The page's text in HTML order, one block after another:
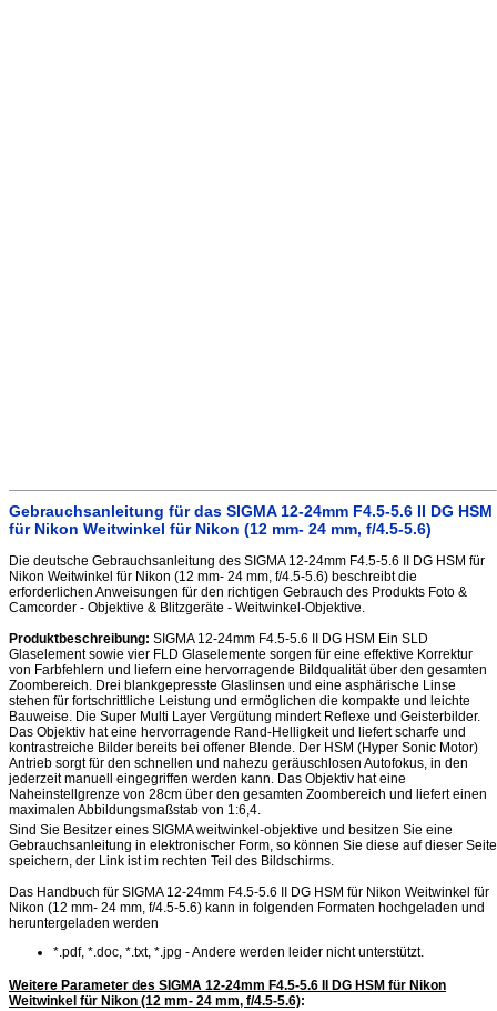
Gebrauchsanleitung für das SIGMA 12-24mm F4.5-5.6 II DG HSM
für Nikon Weitwinkel für Nikon (12 mm- 24 mm, f/4.5-5.6)
Die deutsche Gebrauchsanleitung des SIGMA 12-24mm F4.5-5.6 II DG HSM für
Nikon Weitwinkel für Nikon (12 mm- 24 mm, f/4.5-5.6) beschreibt die
erforderlichen Anweisungen für den richtigen Gebrauch des Produkts Foto &
Camcorder - Objektive & Blitzgeräte - Weitwinkel-Objektive.
Produktbeschreibung: SIGMA 12-24mm F4.5-5.6 II DG HSM Ein SLD
Glaselement sowie vier FLD Glaselemente sorgen für eine effektive Korrektur
von Farbfehlern und liefern eine hervorragende Bildqualität über den gesamten
Zoombereich. Drei blankgepresste Glaslinsen und eine asphärische Linse
stehen für fortschrittliche Leistung und ermöglichen die kompakte und leichte
Bauweise. Die Super Multi Layer Vergütung mindert Reflexe und Geisterbilder.
Das Objektiv hat eine hervorragende Rand-Helligkeit und liefert scharfe und
kontrastreiche Bilder bereits bei offener Blende. Der HSM (Hyper Sonic Motor)
Antrieb sorgt für den schnellen und nahezu geräuschlosen Autofokus, in den
jederzeit manuell eingegriffen werden kann. Das Objektiv hat eine
Naheinstellgrenze von 28cm über den gesamten Zoombereich und liefert einen
maximalen Abbildungsmaßstab von 1:6,4.
Sind Sie Besitzer eines SIGMA weitwinkel-objektive und besitzen Sie eine
Gebrauchsanleitung in elektronischer Form, so können Sie diese auf dieser Seite
speichern, der Link ist im rechten Teil des Bildschirms.
Das Handbuch für SIGMA 12-24mm F4.5-5.6 II DG HSM für Nikon Weitwinkel für
Nikon (12 mm- 24 mm, f/4.5-5.6) kann in folgenden Formaten hochgeladen und
heruntergeladen werden
*.pdf, *.doc, *.txt, *.jpg - Andere werden leider nicht unterstützt.
Weitere Parameter des SIGMA 12-24mm F4.5-5.6 II DG HSM für Nikon
Weitwinkel für Nikon (12 mm- 24 mm, f/4.5-5.6):